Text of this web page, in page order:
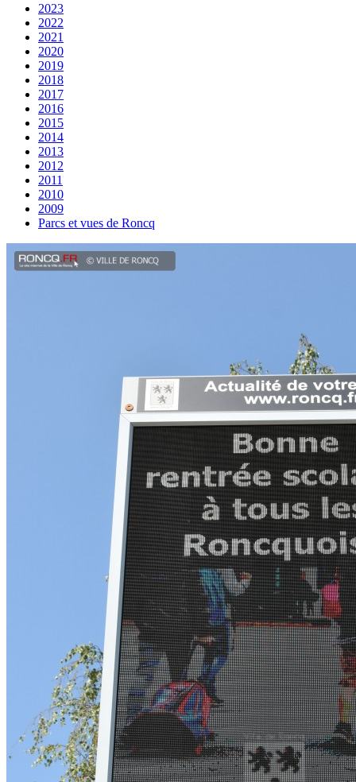
2023
2022
2021
2020
2019
2018
2017
2016
2015
2014
2013
2012
2011
2010
2009
Parcs et vues de Roncq